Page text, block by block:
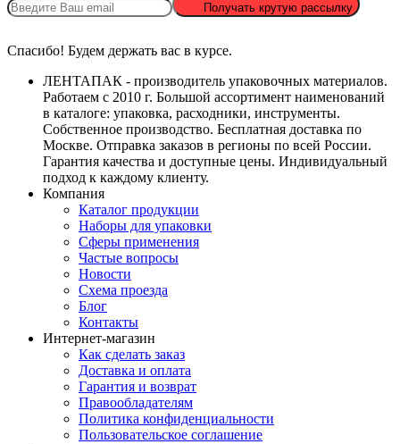
Получать крутую рассылку
Спасибо! Будем держать вас в курсе.
ЛЕНТАПАК - производитель упаковочных материалов.
Работаем с 2010 г. Большой ассортимент наименований
в каталоге: упаковка, расходники, инструменты.
Собственное производство. Бесплатная доставка по
Москве. Отправка заказов в регионы по всей России.
Гарантия качества и доступные цены. Индивидуальный
подход к каждому клиенту.
Компания
Каталог продукции
Наборы для упаковки
Сферы применения
Частые вопросы
Новости
Схема проезда
Блог
Контакты
Интернет-магазин
Как сделать заказ
Доставка и оплата
Гарантия и возврат
Правообладателям
Политика конфиденциальности
Пользовательское соглашение